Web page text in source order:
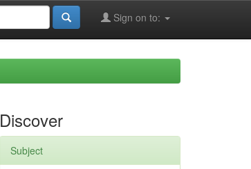
Sign on to:
Discover
Subject